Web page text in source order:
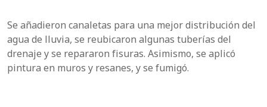
Se añadieron canaletas para una mejor distribución del
agua de lluvia, se reubicaron algunas tuberías del
drenaje y se repararon fisuras. Asimismo, se aplicó
pintura en muros y resanes, y se fumigó.